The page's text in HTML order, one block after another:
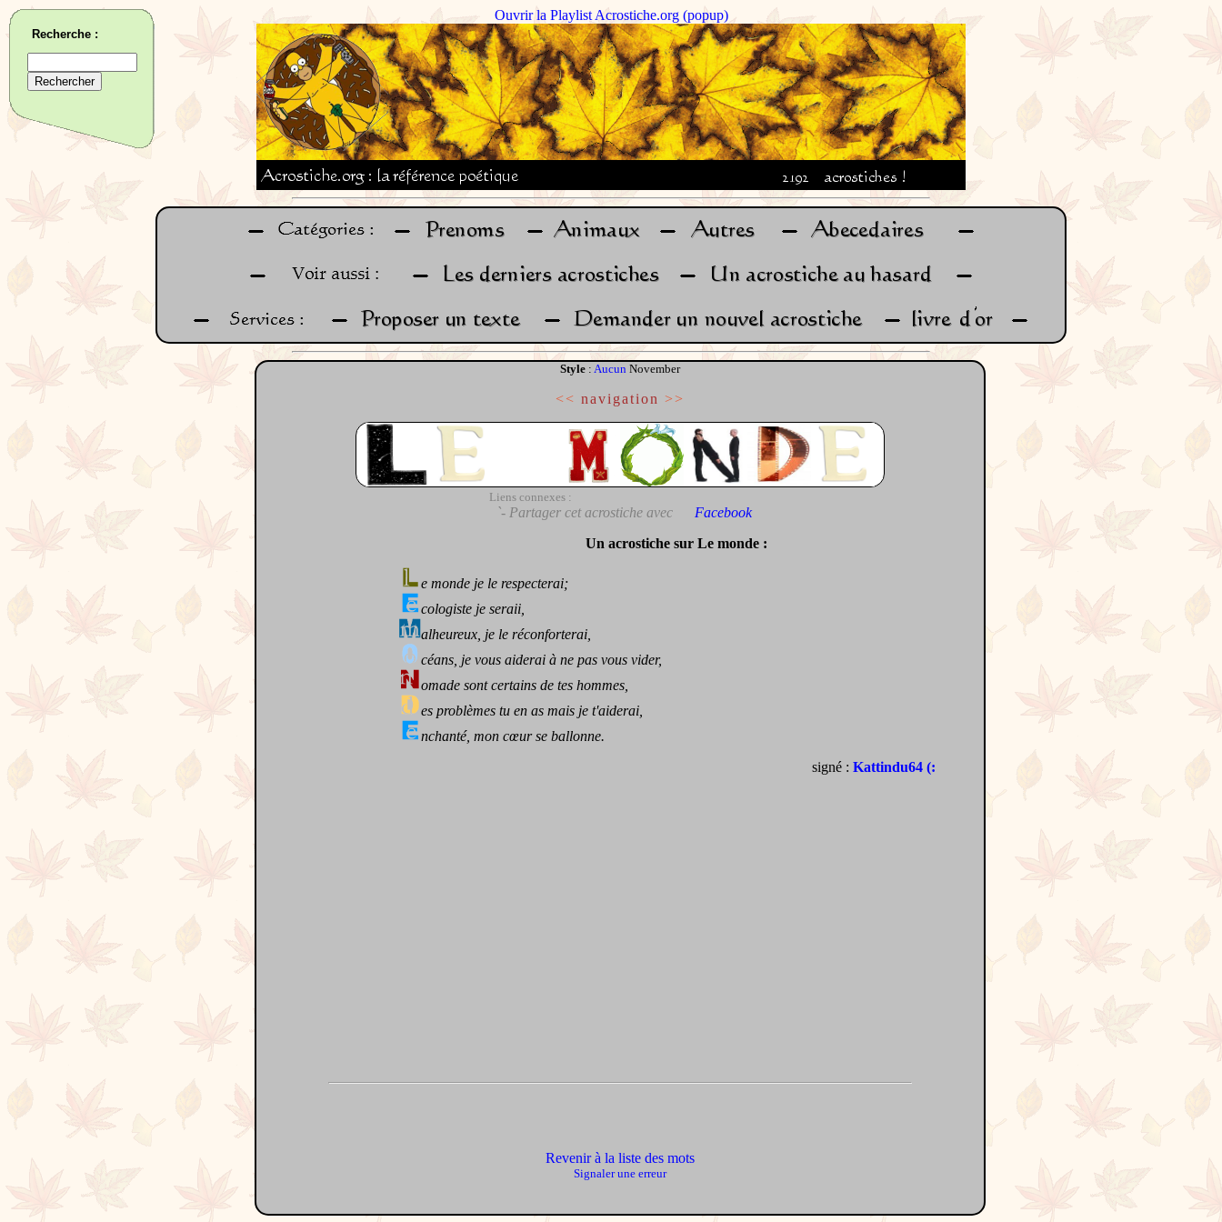
Ouvrir la Playlist Acrostiche.org (popup)
Style : Aucun November
<< navigation >>
Liens connexes :
`- Partager cet acrostiche avec
Facebook
Un acrostiche sur Le monde :
e monde je le respecterai;
cologiste je seraii,
alheureux, je le réconforterai,
céans, je vous aiderai à ne pas vous vider,
omade sont certains de tes hommes,
es problèmes tu en as mais je t'aiderai,
nchanté, mon cœur se ballonne.
signé : Kattindu64 (:
Revenir à la liste des mots
Signaler une erreur
Recherche :